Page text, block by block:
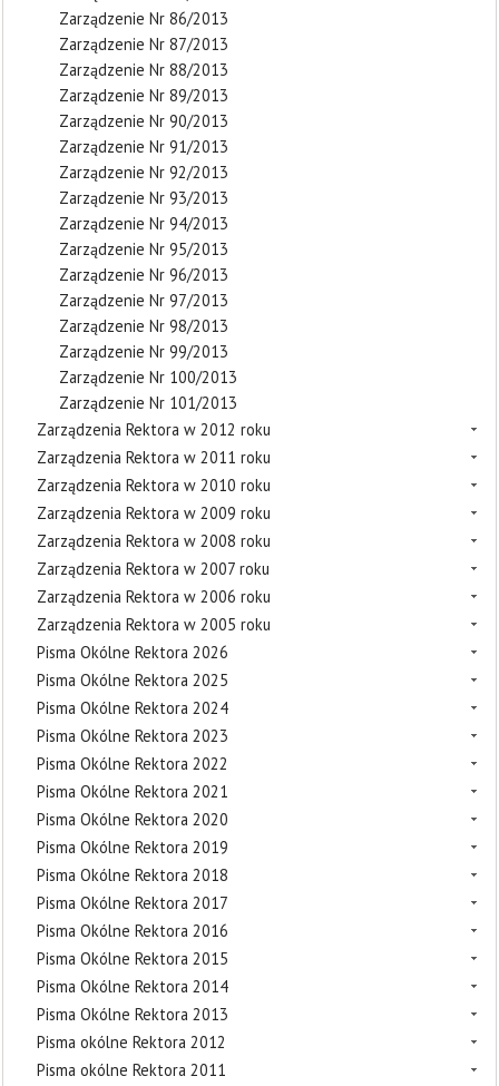
Zarządzenie Nr 86/2013
Zarządzenie Nr 87/2013
Zarządzenie Nr 88/2013
Zarządzenie Nr 89/2013
Zarządzenie Nr 90/2013
Zarządzenie Nr 91/2013
Zarządzenie Nr 92/2013
Zarządzenie Nr 93/2013
Zarządzenie Nr 94/2013
Zarządzenie Nr 95/2013
Zarządzenie Nr 96/2013
Zarządzenie Nr 97/2013
Zarządzenie Nr 98/2013
Zarządzenie Nr 99/2013
Zarządzenie Nr 100/2013
Zarządzenie Nr 101/2013
Zarządzenia Rektora w 2012 roku
Zarządzenia Rektora w 2011 roku
Zarządzenia Rektora w 2010 roku
Zarządzenia Rektora w 2009 roku
Zarządzenia Rektora w 2008 roku
Zarządzenia Rektora w 2007 roku
Zarządzenia Rektora w 2006 roku
Zarządzenia Rektora w 2005 roku
Pisma Okólne Rektora 2026
Pisma Okólne Rektora 2025
Pisma Okólne Rektora 2024
Pisma Okólne Rektora 2023
Pisma Okólne Rektora 2022
Pisma Okólne Rektora 2021
Pisma Okólne Rektora 2020
Pisma Okólne Rektora 2019
Pisma Okólne Rektora 2018
Pisma Okólne Rektora 2017
Pisma Okólne Rektora 2016
Pisma Okólne Rektora 2015
Pisma Okólne Rektora 2014
Pisma Okólne Rektora 2013
Pisma okólne Rektora 2012
Pisma okólne Rektora 2011